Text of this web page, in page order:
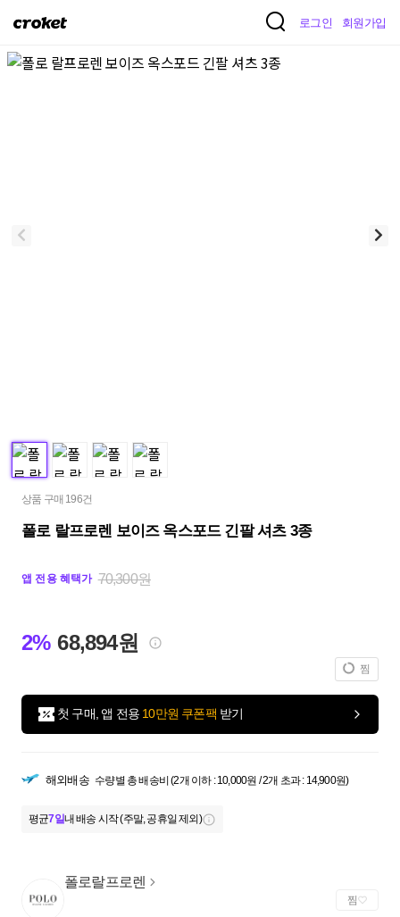
크
켓
로그인 회원가입
상품 구매 196건
폴로 랄프로렌 보이즈 옥스포드 긴팔 셔츠 3종
앱 전용 혜택가 70,300원
2% 68,894원
찜
첫 구매, 앱 전용 10만원 쿠폰팩 받기
해외배송 수량별 총 배송비 (2개 이하 : 10,000원 / 2개 초과 : 14,900원)
평균7일내 배송 시작 (주말, 공휴일 제외)
폴로랄프로렌
찜